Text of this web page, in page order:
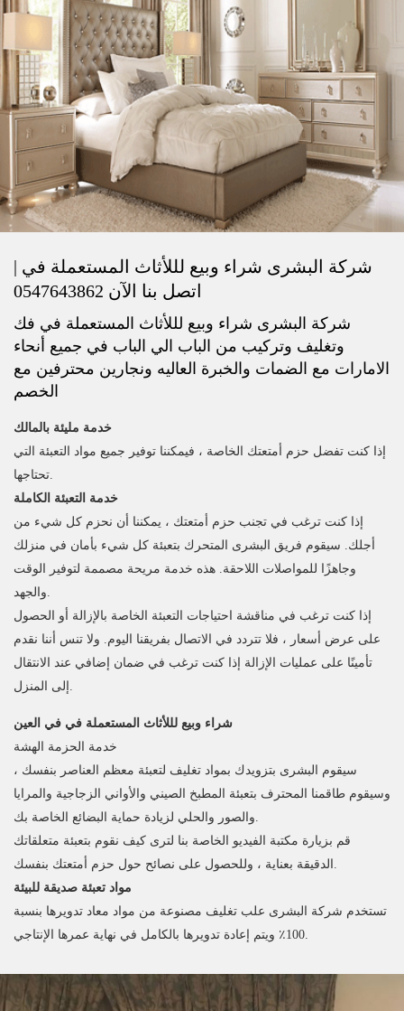
شركة البشرى شراء وبيع لللأثاث المستعملة في |
اتصل بنا الآن 0547643862
شركة البشرى شراء وبيع لللأثاث المستعملة في فك
وتغليف وتركيب من الباب الي الباب في جميع أنحاء
الامارات مع الضمات والخبرة العاليه ونجارين محترفين مع
الخصم
خدمة مليئة بالمالك
إذا كنت تفضل حزم أمتعتك الخاصة ، فيمكننا توفير جميع مواد التعبئة التي
خدمة التعبئة الكاملة
إذا كنت ترغب في تجنب حزم أمتعتك ، يمكننا أن نحزم كل شيء من
أجلك. سيقوم فريق البشرى المتحرك بتعبئة كل شيء بأمان في منزلك
وجاهزًا للمواصلات اللاحقة. هذه خدمة مريحة مصممة لتوفير الوقت
إذا كنت ترغب في مناقشة احتياجات التعبئة الخاصة بالإزالة أو الحصول
على عرض أسعار ، فلا تتردد في الاتصال بفريقنا اليوم. ولا تنس أننا نقدم
تأمينًا على عمليات الإزالة إذا كنت ترغب في ضمان إضافي عند الانتقال
شراء وبيع لللأثاث المستعملة في في العين
خدمة الحزمة الهشة
سيقوم البشرى بتزويدك بمواد تغليف لتعبئة معظم العناصر بنفسك ،
وسيقوم طاقمنا المحترف بتعبئة المطبخ الصيني والأواني الزجاجية والمرايا
قم بزيارة مكتبة الفيديو الخاصة بنا لترى كيف نقوم بتعبئة متعلقاتك
مواد تعبئة صديقة للبيئة
تستخدم شركة البشرى علب تغليف مصنوعة من مواد معاد تدويرها بنسبة